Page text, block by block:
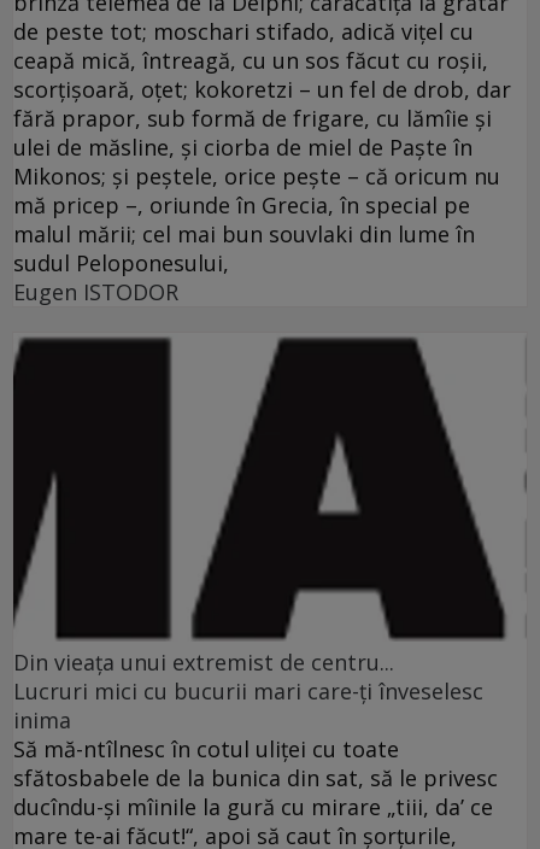
de peste tot; moschari stifado, adică viţel cu
ceapă mică, întreagă, cu un sos făcut cu roşii,
scorţişoară, oţet; kokoretzi – un fel de drob, dar
fără prapor, sub formă de frigare, cu lămîie şi
ulei de măsline, şi ciorba de miel de Paşte în
Mikonos; şi peştele, orice peşte – că oricum nu
mă pricep –, oriunde în Grecia, în special pe
malul mării; cel mai bun souvlaki din lume în
sudul Peloponesului,
Eugen ISTODOR
Din vieaţa unui extremist de centru...
Lucruri mici cu bucurii mari care-ţi înveselesc
inima
Să mă-ntîlnesc în cotul uliţei cu toate
sfătosbabele de la bunica din sat, să le privesc
ducîndu-şi mîinile la gură cu mirare „tiii, da’ ce
mare te-ai făcut!“, apoi să caut în şorţurile,